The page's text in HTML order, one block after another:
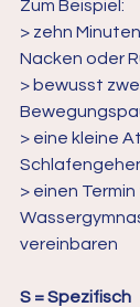
Zum Beispiel:
> zehn
Nacken oder
> bewusst
> eine kleine
> einen
vereinbaren
S = Spezifisch